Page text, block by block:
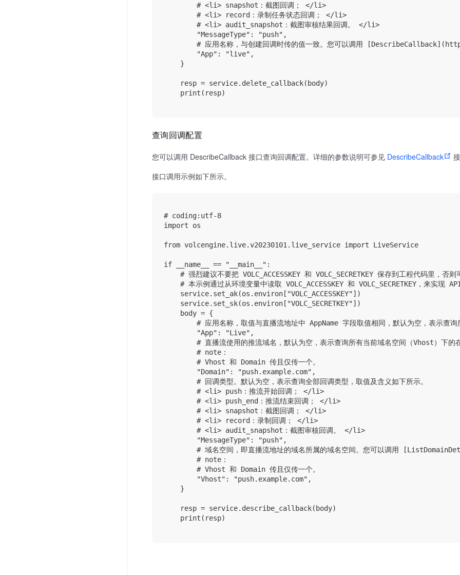
        # <li> snapshot：截图回调； </li>
        # <li> record：录制任务状态回调； </li>
        # <li> audit_snapshot：截图审核结果回调。 </li>
        "MessageType": "push",
# 应用名称，与创建回调时传的值一致。您可以调用
        "App": "live",
    }
    resp = service.delete_callback(body)
    print(resp)
查询回调配置
您可以调用 DescribeCallback 接口查询回调配置。详细的参数说明可参见 DescribeCallback
接口调用示例如下所示。
# coding:utf-8
import os
from volcengine.live.v20230101.live_service import LiveService
if __name__ == "__main__":
# 强烈建议不要把 VOLC_ACCESSKEY 和 VOLC_SECRETKEY 保存到工程代码里，否则
# 本示例通过从环境变量中读取 VOLC_ACCESSKEY 和 VOLC_SECRETKEY，来实现
    service.set_ak(os.environ["VOLC_ACCESSKEY"])
    service.set_sk(os.environ["VOLC_SECRETKEY"])
    body = {
# 应用名称，取值与直播流地址中 AppName 字段取值相同，默认为空，表示查
        "App": "Live",
# 直播流使用的推流域名，默认为空，表示查询所有当前域名空间（Vhost
        # note：
        # Vhost 和 Domain 传且仅传一个。
        "Domain": "push.example.com",
        # 回调类型。默认为空，表示查询全部回调类型，取值及含义如下所示。
        # <li> push：推流开始回调； </li>
        # <li> push_end：推流结束回调； </li>
        # <li> snapshot：截图回调； </li>
        # <li> record：录制回调； </li>
        # <li> audit_snapshot：截图审核回调。 </li>
        "MessageType": "push",
# 域名空间，即直播流地址的域名所属的域名空间。您可以调用
        # note：
        # Vhost 和 Domain 传且仅传一个。
        "Vhost": "push.example.com",
    }
    resp = service.describe_callback(body)
    print(resp)